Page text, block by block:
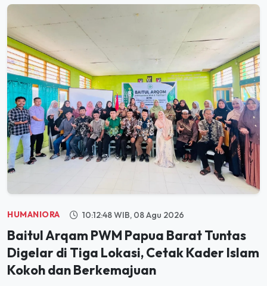
HUMANIORA 10:12:48 WIB, 08 Agu 2026
Baitul Arqam PWM Papua Barat Tuntas
Digelar di Tiga Lokasi, Cetak Kader Islam
Kokoh dan Berkemajuan